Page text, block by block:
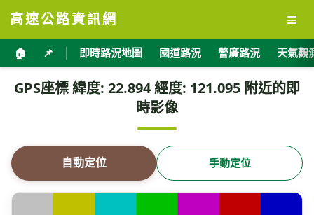
高速公路資訊網 ≡
🏠 📌 即時路況地圖 國道路況 警廣路況 天氣觀
GPS座標 緯度: 22.894 經度: 121.095 附近的即
時影像
自動定位 手動定位